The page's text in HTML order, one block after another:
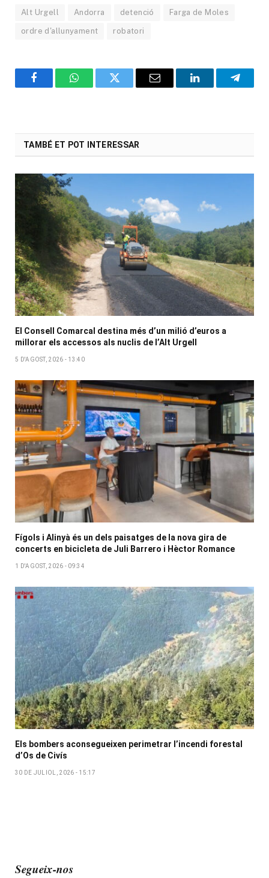
Alt Urgell Andorra detenció Farga de Moles
ordre d'allunyament robatori
FacebookWhatsAppTwitter Email LinkedIn
TAMBÉ ET POT INTERESSAR
El Consell Comarcal destina més d’un milió d’euros a
millorar els accessos als nuclis de l’Alt Urgell
5 D'AGOST, 2026 - 13:40
Fígols i Alinyà és un dels paisatges de la nova gira de
concerts en bicicleta de Juli Barrero i Hèctor Romance
1 D'AGOST, 2026 - 09:34
Els bombers aconsegueixen perimetrar l’incendi forestal
d’Os de Civís
30 DE JULIOL, 2026 - 15:17
Segueix-nos